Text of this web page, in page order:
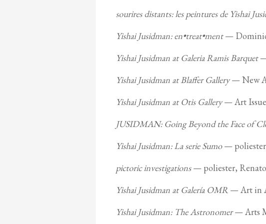
sourires distants: les peintures de Yishai
Yishai Jusidman: en•treat•ment—
Yishai Jusidman at Galeria Ramis Barquet—
Yishai Jusidman at Blaffer Gallery— New
Yishai Jusidman at Otis Gallery— Art
JUSIDMAN: Going Beyond the Face of
Yishai Jusidman: La serie Sumo—
pictoric investigations— poliester, Renato
Yishai Jusidman at Galería OMR — Art in
Yishai Jusidman: The Astronomer— Arts